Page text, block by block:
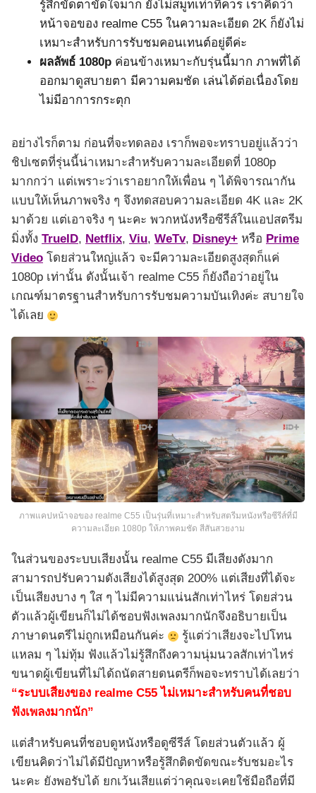
รู้สึกขัดตาขัดใจมาก ยังไม่สมูทเท่าที่ควร เราคิดว่า
หน้าจอของ realme C55 ในความละเอียด 2K ก็ยังไม่
เหมาะสำหรับการรับชมคอนเทนต์อยู่ดีค่ะ
ผลลัพธ์ 1080p ค่อนข้างเหมาะกับรุ่นนี้มาก ภาพที่ได้
ออกมาดูสบายตา มีความคมชัด เล่นได้ต่อเนื่องโดย
ไม่มีอาการกระตุก
อย่างไรก็ตาม ก่อนที่จะทดลอง เราก็พอจะทราบอยู่แล้วว่า
ชิปเซตที่รุ่นนี้น่าเหมาะสำหรับความละเอียดที่ 1080p
มากกว่า แต่เพราะว่าเราอยากให้เพื่อน ๆ ได้พิจารณากัน
แบบให้เห็นภาพจริง ๆ จึงทดสอบความละเอียด 4K และ 2K
มาด้วย แต่เอาจริง ๆ นะคะ พวกหนังหรือซีรีส์ในแอปสตรีม
มิ่งทั้ง TrueID, Netflix, Viu, WeTv, Disney+ หรือ Prime
Video โดยส่วนใหญ่แล้ว จะมีความละเอียดสูงสุดก็แค่
1080p เท่านั้น ดังนั้นเจ้า realme C55 ก็ยังถือว่าอยู่ใน
เกณฑ์มาตรฐานสำหรับการรับชมความบันเทิงค่ะ สบายใจ
ได้เลย
ภาพแคปหน้าจอของ realme C55 เป็นรุ่นที่เหมาะสำหรับสตรีมหนังหรือซีรีส์ที่มี
ความละเอียด 1080p ให้ภาพคมชัด สีสันสวยงาม
ในส่วนของระบบเสียงนั้น realme C55 มีเสียงดังมาก
สามารถปรับความดังเสียงได้สูงสุด 200% แต่เสียงที่ได้จะ
เป็นเสียงบาง ๆ ใส ๆ ไม่มีความแน่นสักเท่าไหร่ โดยส่วน
ตัวแล้วผู้เขียนก็ไม่ได้ชอบฟังเพลงมากนักจึงอธิบายเป็น
ภาษาดนตรีไม่ถูกเหมือนกันค่ะ
รู้แต่ว่าเสียงจะไปโทน
แหลม ๆ ไม่ทุ้ม ฟังแล้วไม่รู้สึกถึงความนุ่มนวลสักเท่าไหร่
ขนาดผู้เขียนที่ไม่ได้ถนัดสายดนตรีก็พอจะทราบได้เลยว่า
“ระบบเสียงของ realme C55 ไม่เหมาะสำหรับคนที่ชอบ
ฟังเพลงมากนัก”
แต่สำหรับคนที่ชอบดูหนังหรือดูซีรีส์ โดยส่วนตัวแล้ว ผู้
เขียนคิดว่าไม่ได้มีปัญหาหรือรู้สึกติดขัดขณะรับชมอะไร
นะคะ ยังพอรับได้ ยกเว้นเสียแต่ว่าคุณจะเคยใช้มือถือที่มี